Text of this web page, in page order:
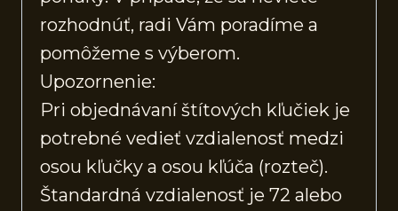
rozhodnúť, radi Vám poradíme a
pomôžeme s výberom.
Upozornenie:
Pri objednávaní štítových kľučiek je
potrebné vedieť vzdialenosť medzi
osou kľučky a osou kľúča (rozteč).
Štandardná vzdialenosť je 72 alebo